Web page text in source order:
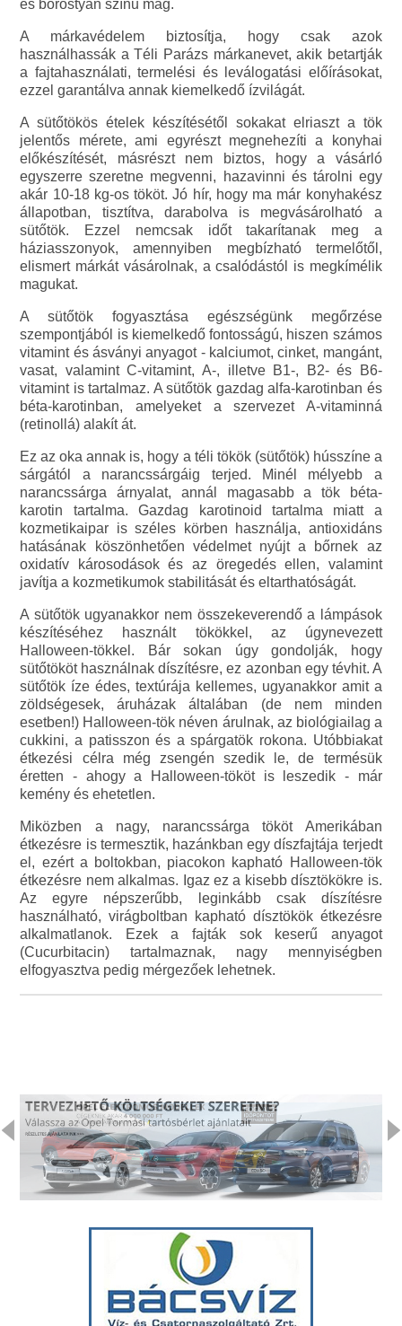
és borostyán színű mag.
A márkavédelem biztosítja, hogy csak azok
használhassák a Téli Parázs márkanevet, akik betartják
a fajtahasználati, termelési és leválogatási előírásokat,
ezzel garantálva annak kiemelkedő ízvilágát.
A sütőtökös ételek készítésétől sokakat elriaszt a tök
jelentős mérete, ami egyrészt megnehezíti a konyhai
előkészítését, másrészt nem biztos, hogy a vásárló
egyszerre szeretne megvenni, hazavinni és tárolni egy
akár 10-18 kg-os tököt. Jó hír, hogy ma már konyhakész
állapotban, tisztítva, darabolva is megvásárolható a
sütőtök. Ezzel nemcsak időt takarítanak meg a
háziasszonyok, amennyiben megbízható termelőtől,
elismert márkát vásárolnak, a csalódástól is megkímélik
magukat.
A sütőtök fogyasztása egészségünk megőrzése
szempontjából is kiemelkedő fontosságú, hiszen számos
vitamint és ásványi anyagot - kalciumot, cinket, mangánt,
vasat, valamint C-vitamint, A-, illetve B1-, B2- és B6-
vitamint is tartalmaz. A sütőtök gazdag alfa-karotinban és
béta-karotinban, amelyeket a szervezet A-vitaminná
(retinollá) alakít át.
Ez az oka annak is, hogy a téli tökök (sütőtök) hússzíne a
sárgától a narancssárgáig terjed. Minél mélyebb a
narancssárga árnyalat, annál magasabb a tök béta-
karotin tartalma. Gazdag karotinoid tartalma miatt a
kozmetikaipar is széles körben használja, antioxidáns
hatásának köszönhetően védelmet nyújt a bőrnek az
oxidatív károsodások és az öregedés ellen, valamint
javítja a kozmetikumok stabilitását és eltarthatóságát.
A sütőtök ugyanakkor nem összekeverendő a lámpások
készítéséhez használt tökökkel, az úgynevezett
Halloween-tökkel. Bár sokan úgy gondolják, hogy
sütőtököt használnak díszítésre, ez azonban egy tévhit. A
sütőtök íze édes, textúrája kellemes, ugyanakkor amit a
zöldségesek, áruházak általában (de nem minden
esetben!) Halloween-tök néven árulnak, az biológiailag a
cukkini, a patisszon és a spárgatök rokona. Utóbbiakat
étkezési célra még zsengén szedik le, de termésük
éretten - ahogy a Halloween-tököt is leszedik - már
kemény és ehetetlen.
Miközben a nagy, narancssárga tököt Amerikában
étkezésre is termesztik, hazánkban egy díszfajtája terjedt
el, ezért a boltokban, piacokon kapható Halloween-tök
étkezésre nem alkalmas. Igaz ez a kisebb dísztökökre is.
Az egyre népszerűbb, leginkább csak díszítésre
használható, virágboltban kapható dísztökök étkezésre
alkalmatlanok. Ezek a fajták sok keserű anyagot
(Cucurbitacin) tartalmaznak, nagy mennyiségben
elfogyasztva pedig mérgezőek lehetnek.